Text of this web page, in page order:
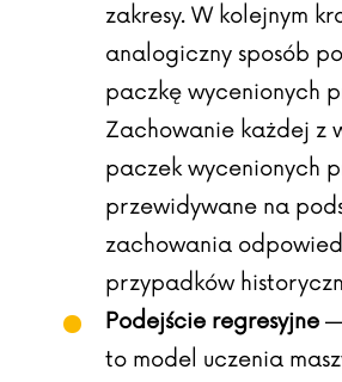
zakresy. W kolejnym
analogiczny sposób
paczkę wycenionych
Zachowanie każdej z
paczek wycenionych
przewidywane na
zachowania
przypadków
Podejście regresyjne
to model uczenia